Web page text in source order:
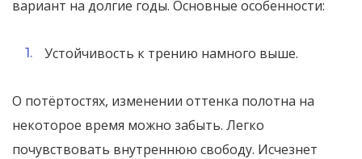
вариант на долгие годы. Основные особенности:
Устойчивость к трению намного выше.
О потёртостях, изменении оттенка полотна на
некоторое время можно забыть. Легко
почувствовать внутреннюю свободу. Исчезнет